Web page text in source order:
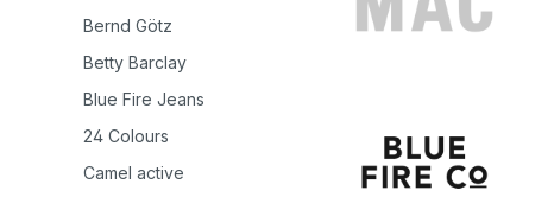
Bernd Götz
Betty Barclay
Blue Fire Jeans
24 Colours
Camel active